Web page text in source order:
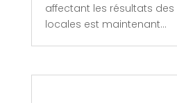
affectant les résultats
locales est maintenant...